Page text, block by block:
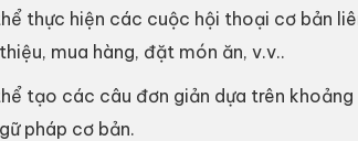
thực hiện các cuộc hội thoại cơ bản
mua hàng, đặt món ăn, v.v..
tạo các câu đơn giản dựa trên
pháp cơ bản.